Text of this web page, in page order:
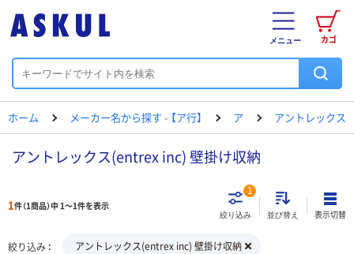
カゴ
メニュー
ホーム メーカー名から探す - 【ア行】 ア アントレックス
アントレックス(entrex inc) 壁掛け収納
1件（1商品）中 1～1件を表示
絞り込み
1
並び替え 表示切替
絞り込み アントレックス(entrex inc) 壁掛け収納